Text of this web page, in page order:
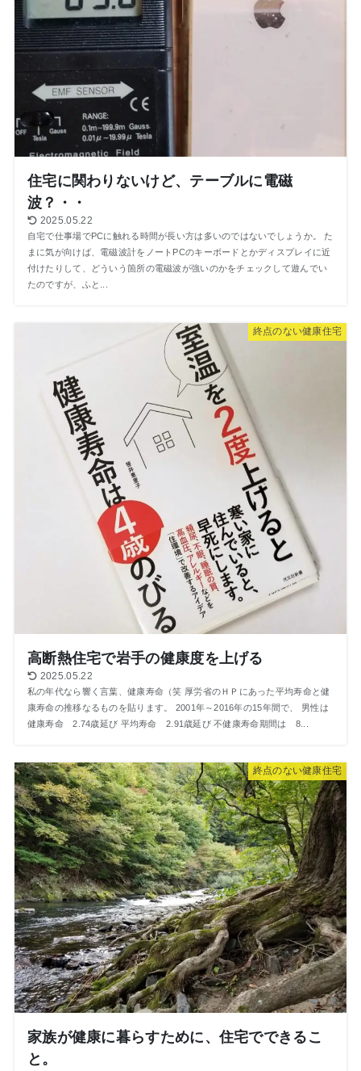
住宅に関わりないけど、テーブルに電磁
波？・・
2025.05.22
自宅で仕事場でPCに触れる時間が長い方は多いのではないでしょうか。 た
まに気が向けば、電磁波計をノートPCのキーボードとかディスプレイに近
付けたりして、どういう箇所の電磁波が強いのかをチェックして遊んでい
たのですが、ふと...
終点のない健康住宅
高断熱住宅で岩手の健康度を上げる
2025.05.22
私の年代なら響く言葉、健康寿命（笑 厚労省のＨＰにあった平均寿命と健
康寿命の推移なるものを貼ります。 2001年～2016年の15年間で、 男性は
健康寿命 2.74歳延び 平均寿命 2.91歳延び 不健康寿命期間は 8...
終点のない健康住宅
家族が健康に暮らすために、住宅でできるこ
と。